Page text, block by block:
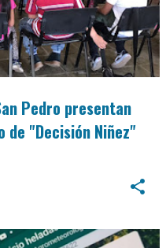
Pedro presentan
de "Decisión Niñez"